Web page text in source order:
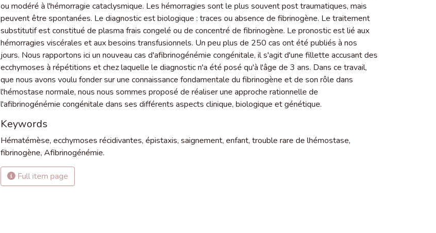
ou modéré à l'hémorragie cataclysmique. Les hémorragies sont le plus souvent post traumatiques, mais
peuvent être spontanées. Le diagnostic est biologique : traces ou absence de fibrinogène. Le traitement
substitutif est constitué de plasma frais congelé ou de concentré de fibrinogène. Le pronostic est lié aux
hémorragies viscérales et aux besoins transfusionnels. Un peu plus de 250 cas ont été publiés à nos
jours. Nous rapportons ici un nouveau cas d'afibrinogénémie congénitale, il s'agit d'une fillette accusant des
ecchymoses à répétitions et chez laquelle le diagnostic n'a été posé qu'à l'âge de 3 ans. Dans ce travail,
que nous avons voulu fonder sur une connaissance fondamentale du fibrinogène et de son rôle dans
l'hémostase normale, nous nous sommes proposé de réaliser une approche rationnelle de
l'afibrinogénémie congénitale dans ses différents aspects clinique, biologique et génétique.
Keywords
Hématémèse, ecchymoses récidivantes, épistaxis, saignement, enfant, trouble rare de lhémostase,
fibrinogène, Afibrinogénémie.
Full item page